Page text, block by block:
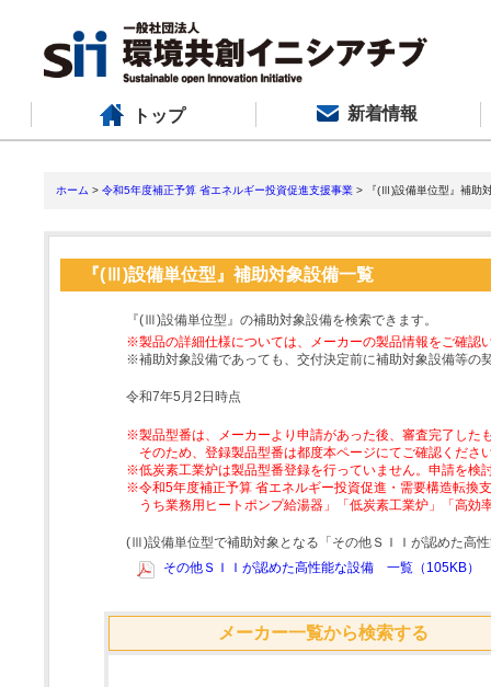
トップ 新着情報
ホーム > 令和5年度補正予算 省エネルギー投資促進支援事業 > 『(Ⅲ)設備単位型』補助
『(Ⅲ)設備単位型』補助対象設備一覧
『(Ⅲ)設備単位型』の補助対象設備を検索できます。
※製品の詳細仕様については、メーカーの製品情報をご確認
※補助対象設備であっても、交付決定前に補助対象設備等の
令和7年5月2日時点
※製品型番は、メーカーより申請があった後、審査完了した
そのため、登録製品型番は都度本ページにてご確認くださ
※低炭素工業炉は製品型番登録を行っていません。申請を検
※令和5年度補正予算 省エネルギー投資促進・需要構造転換
うち業務用ヒートポンプ給湯器」「低炭素工業炉」「高
(Ⅲ)設備単位型で補助対象となる「その他ＳＩＩが認めた高
その他ＳＩＩが認めた高性能な設備 一覧（105KB）
メーカー一覧から検索する